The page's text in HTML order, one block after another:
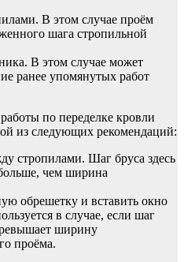
В этом случае проём
шага стропильной
В этом случае может
ранее упомянутых работ
по переделке кровли
из следующих рекомендаций:
стропилами. Шаг бруса здесь
чем ширина
обрешетку и вставить окно
в случае, если шаг
ширину
проёма.